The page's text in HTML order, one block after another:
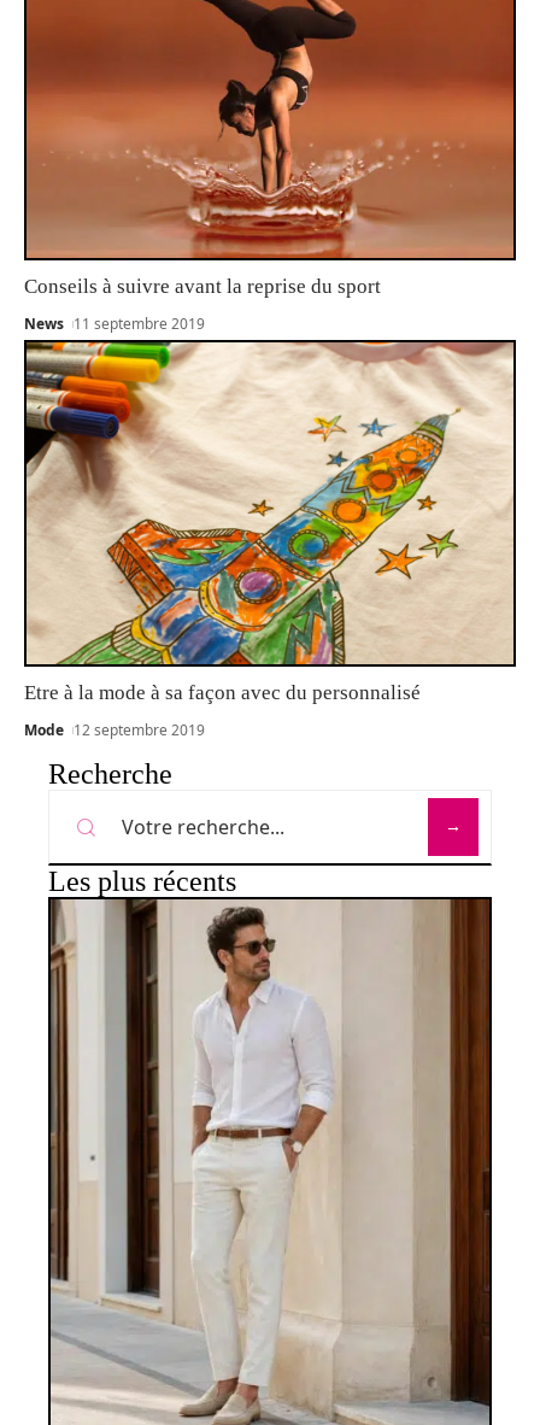
Conseils à suivre avant la reprise du sport
News 11 septembre 2019
Etre à la mode à sa façon avec du personnalisé
Mode 12 septembre 2019
Recherche
Les plus récents